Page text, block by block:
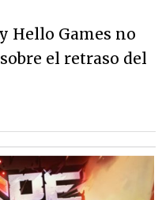
Hello Games no
el retraso del